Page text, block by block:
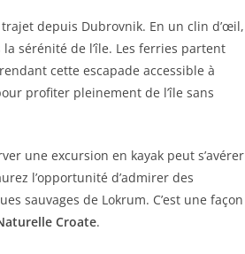
depuis Dubrovnik. En un clin d’œil,
sérénité de l’île. Les ferries partent
cette escapade accessible à
profiter pleinement de l’île sans
une excursion en kayak peut s’avérer
l’opportunité d’admirer des
sauvages de Lokrum. C’est une façon
Croate.